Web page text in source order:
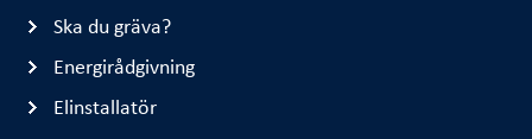
Ska du gräva?
Energirådgivning
Elinstallatör